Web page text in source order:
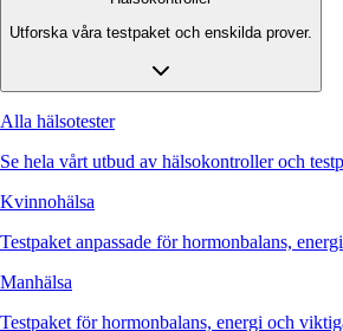
Utforska våra testpaket och enskilda prover.
Alla hälsotester
Se hela vårt utbud av hälsokontroller och
Kvinnohälsa
Testpaket anpassade för hormonbalans,
Manhälsa
Testpaket för hormonbalans, energi och